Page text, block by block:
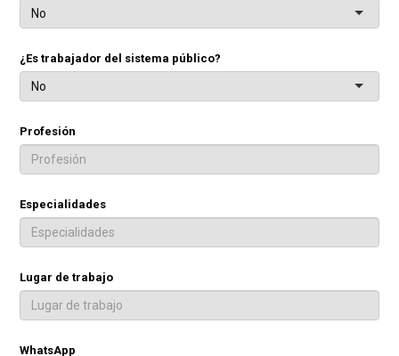
No
¿Es trabajador del sistema público?
No
Profesión
Especialidades
Lugar de trabajo
WhatsApp